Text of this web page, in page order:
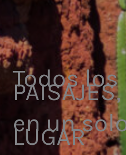
Todos los
PAISAJES,
en un
LUGAR